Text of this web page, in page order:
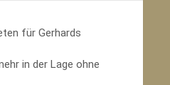
für Gerhards
in der Lage ohne